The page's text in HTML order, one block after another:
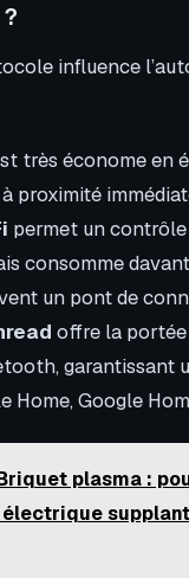
influence
très économe en
à proximité
permet un
consomme
un pont de
offre la
garantissant
Home, Google
plasma :